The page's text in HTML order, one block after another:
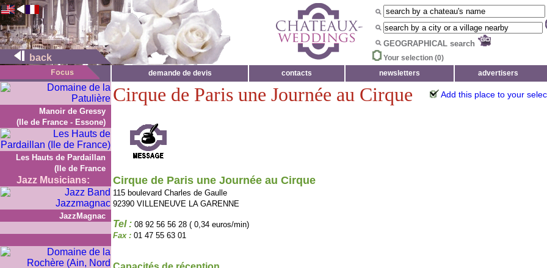
back
GEOGRAPHICAL search
Your selection (0)
demande de devis
contacts newsletters advertisers
Manoir de Gressy
(Ile de France - Essone)
Les Hauts de Pardaillan
(Ile de France
Jazz Musicians:
JazzMagnac
Cirque de Paris une Journée au Cirque Add this place to your
Cirque de Paris une Journée au Cirque
115 boulevard Charles de Gaulle
92390 VILLENEUVE LA GARENNE
Tel : 08 92 56 56 28 ( 0,34 euros/min)
Fax : 01 47 55 63 01